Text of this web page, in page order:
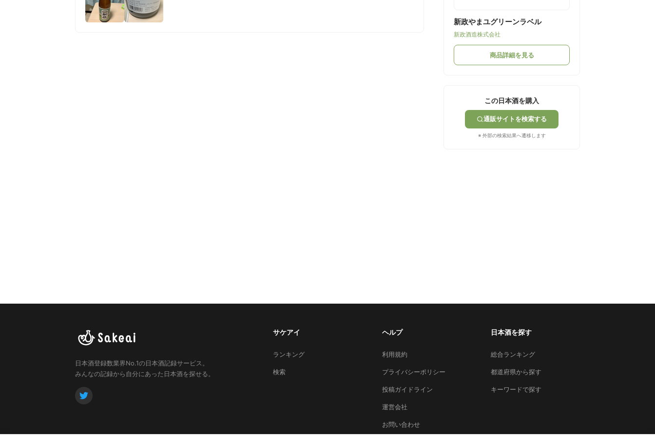
新政やまユグリーンラベル
新政酒造株式会社
商品詳細を見る
この日本酒を購入
通販サイトを検索する
※ 外部の検索結果へ遷移します
日本酒登録数業界No.1の日本酒記録サービス。
みんなの記録から自分にあった日本酒を探せる。
サケアイ
ランキング
検索
ヘルプ
利用規約
プライバシーポリシー
投稿ガイドライン
運営会社
お問い合わせ
日本酒を探す
総合ランキング
都道府県から探す
キーワードで探す